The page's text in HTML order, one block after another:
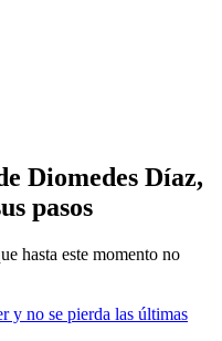
Diomedes Díaz,
pasos
hasta este momento no
y no se pierda las últimas